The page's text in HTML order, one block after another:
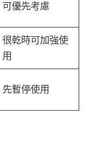
可優先考慮
很乾時可加強使
用
先暫停使用